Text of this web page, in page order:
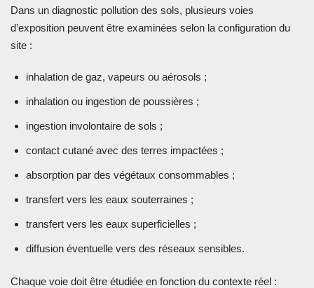
Dans un diagnostic pollution des sols, plusieurs voies
d’exposition peuvent être examinées selon la configuration du
site :
inhalation de gaz, vapeurs ou aérosols ;
inhalation ou ingestion de poussières ;
ingestion involontaire de sols ;
contact cutané avec des terres impactées ;
absorption par des végétaux consommables ;
transfert vers les eaux souterraines ;
transfert vers les eaux superficielles ;
diffusion éventuelle vers des réseaux sensibles.
Chaque voie doit être étudiée en fonction du contexte réel :